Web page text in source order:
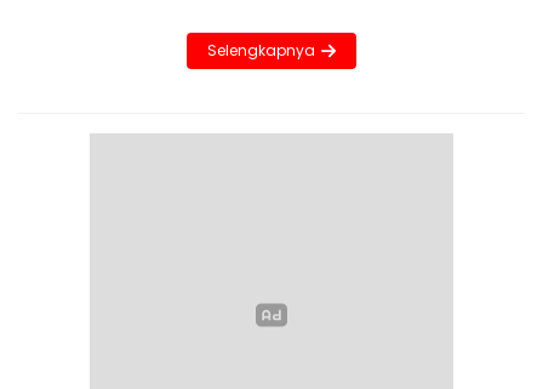
Selengkapnya